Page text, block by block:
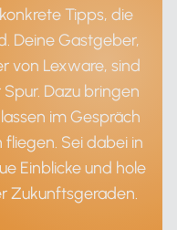
Tipps, die
Deine Gastgeber,
von Lexware, sind
Dazu bringen
im Gespräch
Sei dabei in
Einblicke und hole
Zukunftsgeraden.